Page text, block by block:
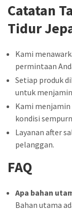
Catatan
Tidur
Kami
permintaan
Setiap produk
untuk
Kami
kondisi
Layanan after
pelanggan.
FAQ
Apa bahan
Bahan utama